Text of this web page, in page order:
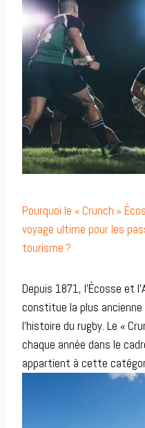
Pourquoi le « Crunch »
voyage ultime pour les
tourisme ?
Depuis 1871, l’Écosse et
constitue la plus
l’histoire du rugby. Le «
chaque année dans le
appartient à cette